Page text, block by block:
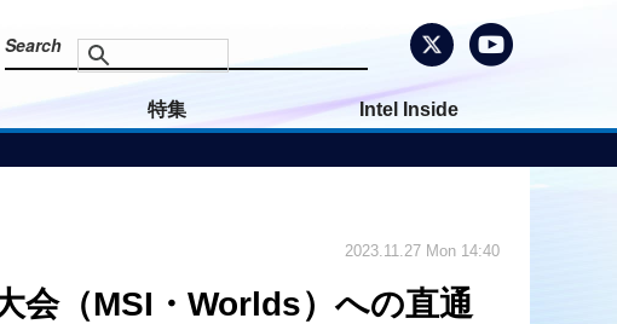
特集 Intel Inside
会（MSI・Worlds）への直通
2023.11.27 Mon 14:40